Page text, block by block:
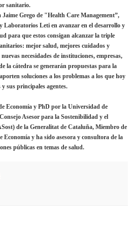
sanitario.
Grego de "Health Care Management”,
Laboratorios Leti en avanzar en el desarrollo y
para que estos consigan alcanzar la triple
mejor salud, mejores cuidados y
necesidades de instituciones, empresas,
la cátedra se generarán propuestas para la
soluciones a los problemas a los que hoy
sus principales agentes.
Economía y PhD por la Universidad de
Asesor para la Sostenibilidad y el
de la Generalitat de Cataluña, Miembro de
Economía y ha sido asesora y consultora de la
públicas en temas de salud.